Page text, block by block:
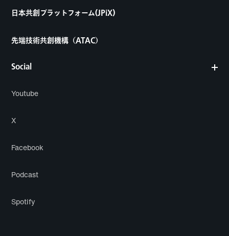
Social
Youtube
X
Facebook
Podcast
Spotify
日本共創プラットフォーム(JPiX)
先端技術共創機構（ATAC）